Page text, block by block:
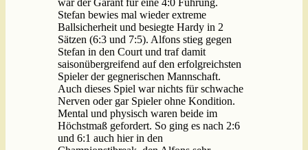
war der Garant für eine 4:0 Führung.
Stefan bewies mal wieder extreme
Ballsicherheit und besiegte Hardy in 2
Sätzen (6:3 und 7:5). Alfons stieg gegen
Stefan in den Court und traf damit
saisonübergreifend auf den erfolgreichsten
Spieler der gegnerischen Mannschaft.
Auch dieses Spiel war nichts für schwache
Nerven oder gar Spieler ohne Kondition.
Mental und physisch waren beide im
Höchstmaß gefordert. So ging es nach 2:6
und 6:1 auch hier in den